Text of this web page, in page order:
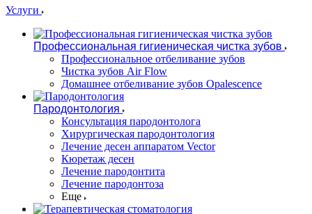
Услуги
Профессиональная гигиеническая чистка зубов
Профессиональное отбеливание зубов
Чистка зубов Air Flow
Домашнее отбеливание зубов Opalescence
Пародонтология
Консультация пародонтолога
Хирургическая пародонтология
Лечение десен аппаратом Vector
Кюретаж десен
Лечение пародонтита
Лечение пародонтоза
Еще